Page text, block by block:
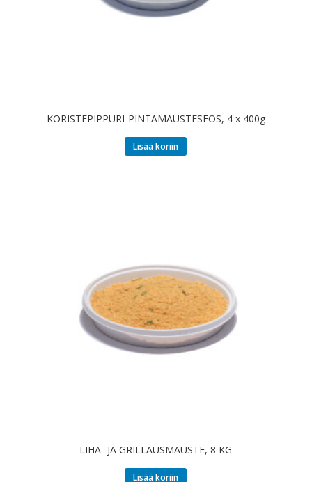
KORISTEPIPPURI-PINTAMAUSTESEOS, 4 x 400g
Lisää koriin
LIHA- JA GRILLAUSMAUSTE, 8 KG
Lisää koriin